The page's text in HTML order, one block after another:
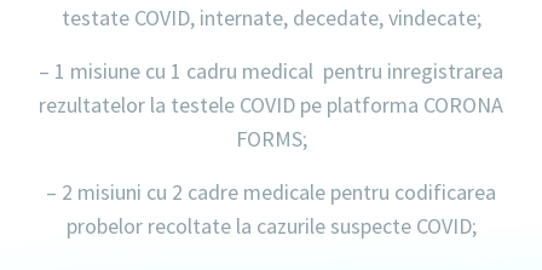
testate COVID, internate, decedate, vindecate;
– 1 misiune cu 1 cadru medical pentru inregistrarea
rezultatelor la testele COVID pe platforma CORONA
FORMS;
– 2 misiuni cu 2 cadre medicale pentru codificarea
probelor recoltate la cazurile suspecte COVID;